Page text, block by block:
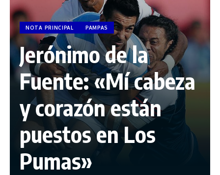
NOTA PRINCIPAL PAMPAS
Jerónimo de la
Fuente: «Mí cabeza
y corazón están
puestos en Los
Pumas»